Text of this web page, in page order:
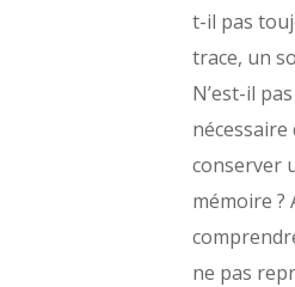
t-il pas
trace, un
N’est-il pas
nécessaire
conserver
mémoire ?
ne pas